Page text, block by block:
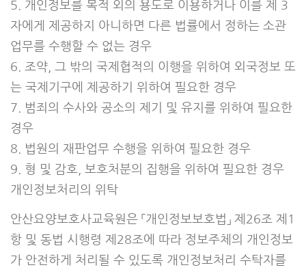
5. 개인정보를 목적 외의 용도로 이용하거나 이를 제 3
자에게 제공하지 아니하면 다른 법률에서 정하는 소관
업무를 수행할 수 없는 경우
6. 조약, 그 밖의 국제협적의 이행을 위하여 외국정보 또
는 국제기구에 제공하기 위하여 필요한 경우
7. 범죄의 수사와 공소의 제기 및 유지를 위하여 필요한
경우
8. 법원의 재판업무 수행을 위하여 필요한 경우
9. 형 및 감호, 보호처분의 집행을 위하여 필요한 경우
개인정보처리의 위탁
안산요양보호사교육원은 「개인정보보호법」 제26조 제1
항 및 동법 시행령 제28조에 따라 정보주체의 개인정보
가 안전하게 처리될 수 있도록 개인정보처리 수탁자를